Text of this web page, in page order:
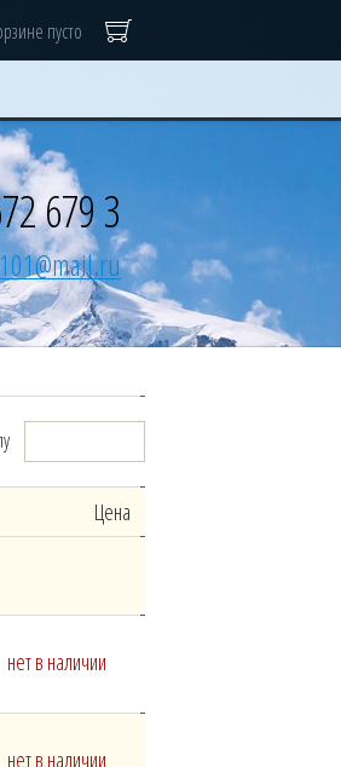
679 3
пусто
Цена
нет в наличии
нет в наличии